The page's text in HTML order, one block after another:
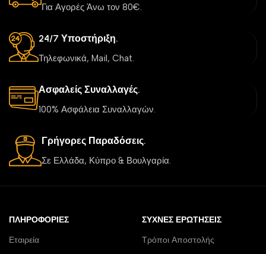
Για Αγορές Άνω τον 80€.
24/7 Υποστήριξη.
Τηλεφωνικά, Mail, Chat.
Ασφαλείς Συναλλαγές.
100% Ασφάλεια Συναλλαγών.
Γρήγορες Παραδόσεις.
Σε Ελλάδα, Κύπρο & Βουλγαρία.
ΠΛΗΡΟΦΟΡΊΕΣ
Εταιρεία
ΣΥΧΝΈΣ ΕΡΩΤΉΣΕΙΣ
Τρόποι Αποστολής